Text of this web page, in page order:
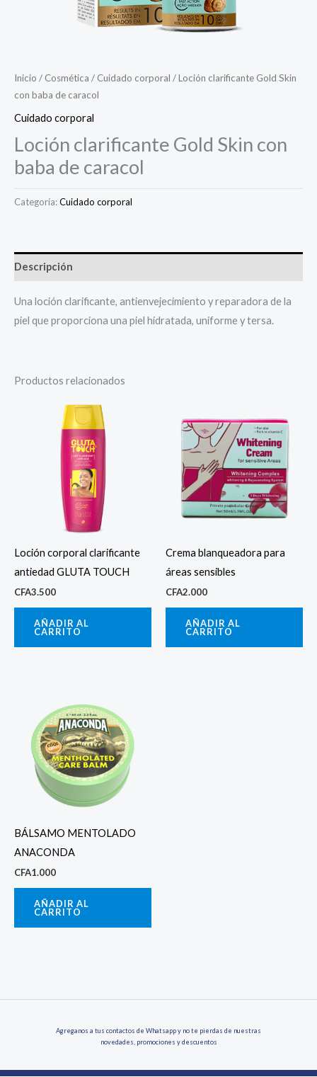
Inicio / Cosmética / Cuidado corporal / Loción clarificante Gold Skin
con baba de caracol
Cuidado corporal
Loción clarificante Gold Skin con
baba de caracol
Categoría:Cuidado corporal
Descripción
Una loción clarificante, antienvejecimiento y reparadora de la
piel que proporciona una piel hidratada, uniforme y tersa.
Productos relacionados
Loción corporal clarificante
antiedad GLUTA TOUCH
CFA3.500
AÑADIR AL
CARRITO
Crema blanqueadora para
áreas sensibles
CFA2.000
AÑADIR AL
CARRITO
BÁLSAMO MENTOLADO
ANACONDA
CFA1.000
AÑADIR AL
CARRITO
Agreganos a tus contactos de Whatsapp y no te pierdas de nuestras
novedades, promociones y descuentos